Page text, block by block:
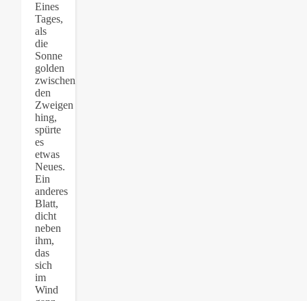
Eines
Tages,
als
die
Sonne
golden
zwischen
den
Zweigen
hing,
spürte
es
etwas
Neues.
Ein
anderes
Blatt,
dicht
neben
ihm,
das
sich
im
Wind